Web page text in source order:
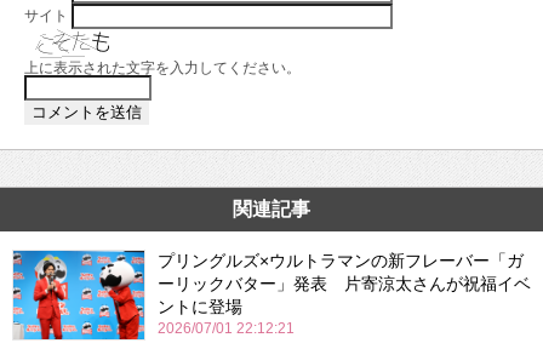
サイト
上に表示された文字を入力してください。
関連記事
プリングルズ×ウルトラマンの新フレーバー「ガ
ーリックバター」発表 片寄涼太さんが祝福イベ
ントに登場
2026/07/01 22:12:21